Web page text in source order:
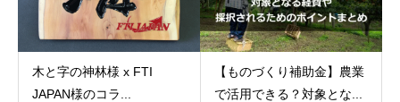
木と字の神林様 x FTI
JAPAN様のコラ...
【ものづくり補助金】農業
で活用できる？対象とな...